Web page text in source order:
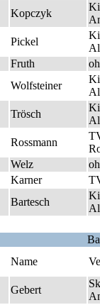
Kopczyk
Pickel
Fruth
Wolfsteiner
Trösch
Rossmann
Welz
Karner
Bartesch
Name
Gebert